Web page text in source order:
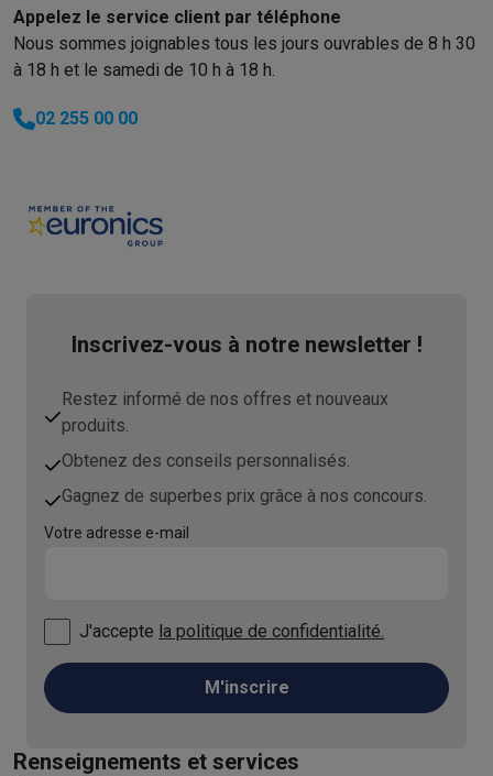
Appelez le service client par téléphone
Nous sommes joignables tous les jours ouvrables de 8 h 30
à 18 h et le samedi de 10 h à 18 h.
02 255 00 00
Inscrivez-vous à notre newsletter !
Restez informé de nos offres et nouveaux
produits.
Obtenez des conseils personnalisés.
Gagnez de superbes prix grâce à nos concours.
Votre adresse e-mail
J'accepte la politique de confidentialité.
M'inscrire
Renseignements et services